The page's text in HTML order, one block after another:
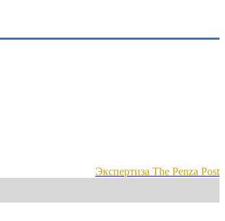
Экспертиза The Penza Post